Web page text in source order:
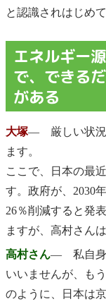
と認識されはじめ
エネルギー
で、できる
がある
大塚― 厳しい状況
ます。
ここで、日本の最
す。政府が、2030
26％削減すると発
ますが、高村さん
高村さん― 私自身
いいませんが、も
のように、日本は